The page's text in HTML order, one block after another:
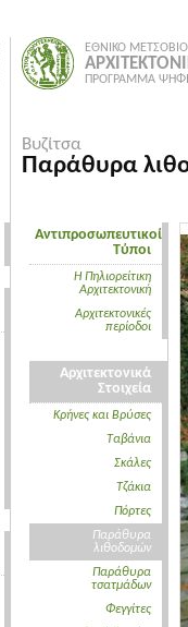
ΕΘΝΙΚΟ
ΠΡΟΓΡΑΜΜΑ
Βυζίτσα
Παράθυρα
Αντιπροσωπευτικοί
Τύποι
Η Πηλιορείτικη
Αρχιτεκτονική
Aρχιτεκτονικές
περίοδοι
Αρχιτεκτονικά
Στοιχεία
Κρήνες και Βρύσες
Tαβάνια
Σκάλες
Tζάκια
Πόρτες
Παράθυρα
λιθοδομών
Παράθυρα
τσατμάδων
Φεγγίτες